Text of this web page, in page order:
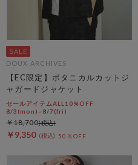
DOUX ARCHIVES
【EC限定】ボタニカルカットジ
ャガードジャケット
セールアイテムALL10%OFF
8/3(mon)~8/7(fri)
￥9,350 50％OFF
￥18,700